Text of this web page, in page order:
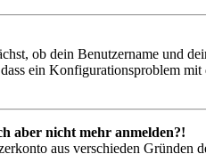
ob dein Benutzername und
ein Konfigurationsproblem
aber nicht mehr anmelden?!
aus verschieden